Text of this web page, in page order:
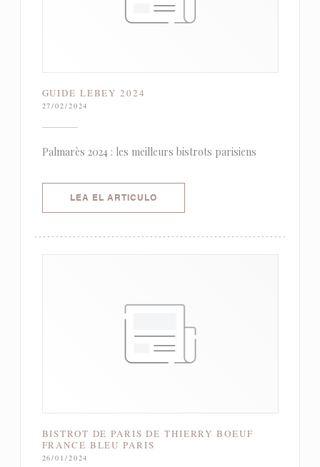
GUIDE LEBEY 2024
27/02/2024
Palmarès 2024 : les meilleurs bistrots parisiens
LEA EL ARTICULO((ABRE EN UNA NUEVA
BISTROT DE PARIS DE THIERRY BOEUF
FRANCE BLEU PARIS
26/01/2024